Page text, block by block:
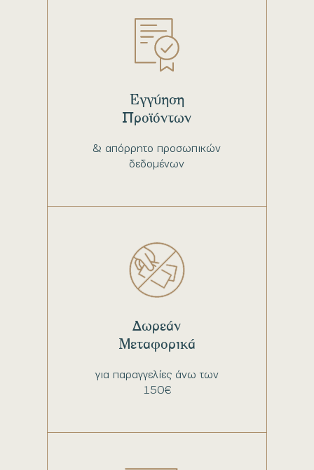
& απόρρητο προσωπικών
δεδομένων
Εγγύηση
Προϊόντων
για παραγγελίες άνω των
150€
Δωρεάν
Μεταφορικά